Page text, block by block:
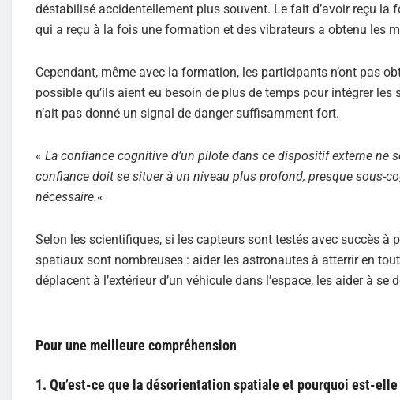
déstabilisé accidentellement plus souvent. Le fait d’avoir reçu
qui a reçu à la fois une formation et des vibrateurs a obtenu les
Cependant, même avec la formation, les participants n’ont pas
possible qu’ils aient eu besoin de plus de temps pour intégrer
n’ait pas donné un signal de danger suffisamment fort.
« La confiance cognitive d’un pilote dans ce dispositif externe ne
confiance doit se situer à un niveau plus profond, presque sous-
nécessaire.«
Selon les scientifiques, si les capteurs sont testés avec succès
spatiaux sont nombreuses : aider les astronautes à atterrir en
déplacent à l’extérieur d’un véhicule dans l’espace, les aider à se
Pour une meilleure compréhension
1. Qu’est-ce que la désorientation spatiale et pourquoi est-elle